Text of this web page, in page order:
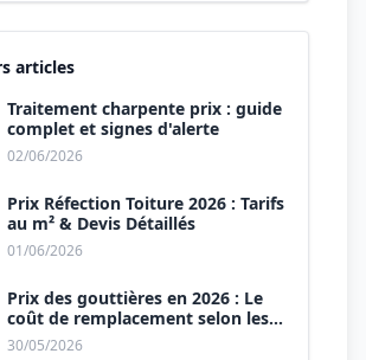
articles
Traitement charpente prix : guide
complet et signes d'alerte
02/06/2026
Prix Réfection Toiture 2026 : Tarifs
au m² & Devis Détaillés
01/06/2026
Prix des gouttières en 2026 : Le
coût de remplacement selon les
matériaux
30/05/2026